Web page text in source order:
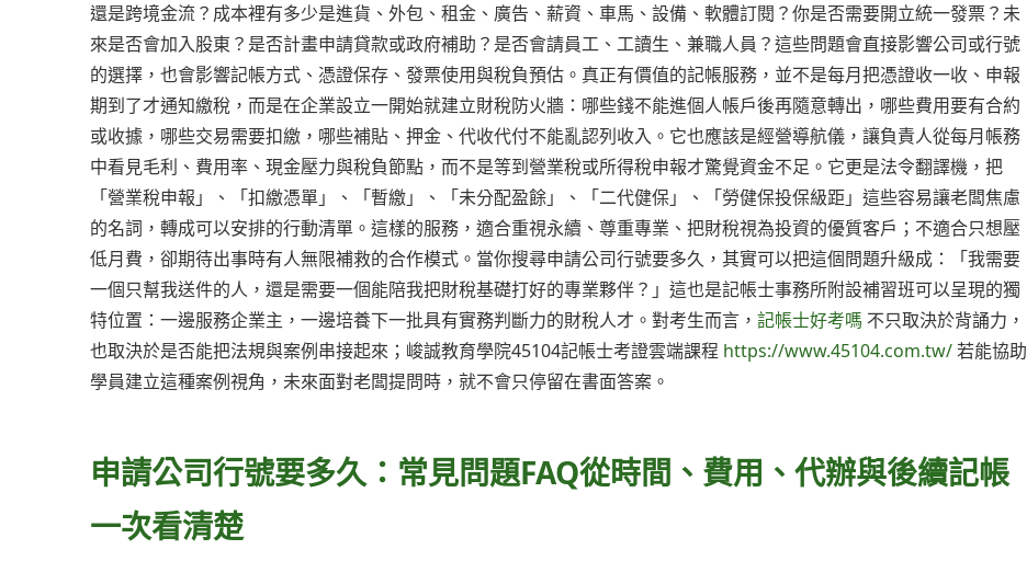
還是跨境金流？成本裡有多少是進貨、外包、租金、廣告、薪資、車馬、設備、軟體訂閱？你是否需要開立統一發票？未
來是否會加入股東？是否計畫申請貸款或政府補助？是否會請員工、工讀生、兼職人員？這些問題會直接影響公司或行號
的選擇，也會影響記帳方式、憑證保存、發票使用與稅負預估。真正有價值的記帳服務，並不是每月把憑證收一收、申報
期到了才通知繳稅，而是在企業設立一開始就建立財稅防火牆：哪些錢不能進個人帳戶後再隨意轉出，哪些費用要有合約
或收據，哪些交易需要扣繳，哪些補貼、押金、代收代付不能亂認列收入。它也應該是經營導航儀，讓負責人從每月帳務
中看見毛利、費用率、現金壓力與稅負節點，而不是等到營業稅或所得稅申報才驚覺資金不足。它更是法令翻譯機，把
「營業稅申報」、「扣繳憑單」、「暫繳」、「未分配盈餘」、「二代健保」、「勞健保投保級距」這些容易讓老闆焦慮
的名詞，轉成可以安排的行動清單。這樣的服務，適合重視永續、尊重專業、把財稅視為投資的優質客戶；不適合只想壓
低月費，卻期待出事時有人無限補救的合作模式。當你搜尋申請公司行號要多久，其實可以把這個問題升級成：「我需要
一個只幫我送件的人，還是需要一個能陪我把財稅基礎打好的專業夥伴？」這也是記帳士事務所附設補習班可以呈現的獨
特位置：一邊服務企業主，一邊培養下一批具有實務判斷力的財稅人才。對考生而言， 記帳士好考嗎 不只取決於背誦力，
也取決於是否能把法規與案例串接起來；峻誠教育學院45104記帳士考證雲端課程 https://www.45104.com.tw/若能協助
學員建立這種案例視角，未來面對老闆提問時，就不會只停留在書面答案。
申請公司行號要多久：常見問題FAQ從時間、費用、代辦與後續記帳
一次看清楚